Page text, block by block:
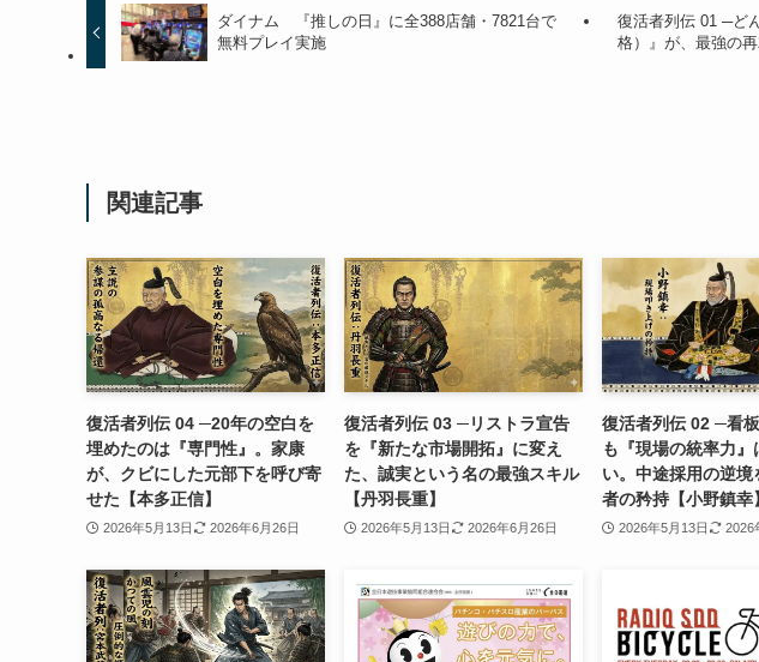
ダイナム 『推しの日』に全388店舗・7821台で
無料プレイ実施
復活者列伝 01 ─ど
格）』が、最強の
関連記事
復活者列伝 04 ─20年の空白を
埋めたのは『専門性』。家康
が、クビにした元部下を呼び寄
せた【本多正信】
2026年5月13日 2026年6月26日
復活者列伝 03 ─リストラ宣告
を『新たな市場開拓』に変え
た、誠実という名の最強スキル
【丹羽長重】
2026年5月13日 2026年6月26日
復活者列伝 02 ─看
も『現場の統率力』
い。中途採用の逆境
者の矜持【小野鎮幸】
2026年5月13日 2026